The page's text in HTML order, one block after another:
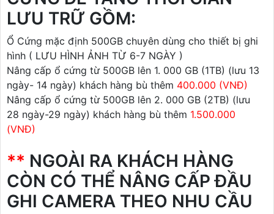
LƯU TRỮ GỒM:
Ổ Cứng mặc định 500GB chuyên dùng cho thiết bị ghi
hình ( LƯU HÌNH ẢNH TỪ 6-7 NGÀY )
Nâng cấp ổ cứng từ 500GB lên 1. 000 GB (1TB) (lưu 13
ngày- 14 ngày) khách hàng bù thêm 400.000 (VNĐ)
Nâng cấp ổ cứng từ 500GB lên 2. 000 GB (2TB) (lưu
28 ngày-29 ngày) khách hàng bù thêm 1.500.000
(VNĐ)
** NGOÀI RA KHÁCH HÀNG
CÒN CÓ THỂ NÂNG CẤP ĐẦU
GHI CAMERA THEO NHU CẦU